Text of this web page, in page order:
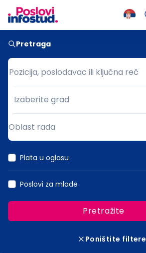
Pretraga
Pozicija, poslodavac ili ključna reč
Pozicija, poslodavac ili ključna reč
Grad
Izaberite grad
Oblast rada
Plata u oglasu
Poslovi za mlade
Pretražite
Poništite filtere